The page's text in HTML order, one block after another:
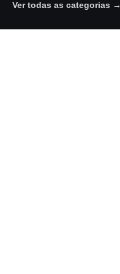
Ver todas as categorias →